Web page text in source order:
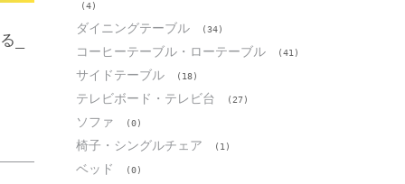
_
(4)
ダイニングテーブル (34)
コーヒーテーブル・ローテーブル (41)
サイドテーブル (18)
テレビボード・テレビ台 (27)
ソファ (0)
椅子・シングルチェア (1)
ベッド (0)